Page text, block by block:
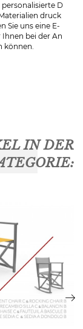
D
druck
Sie uns eine E-
bei der An
können.
IN DER